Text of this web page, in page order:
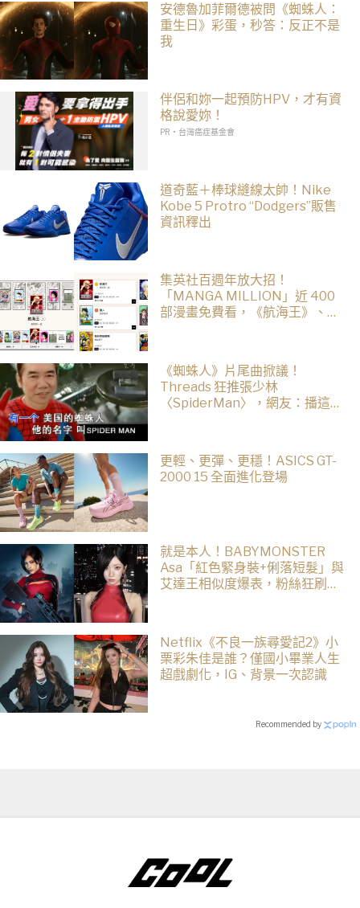
安德魯加菲爾德被問《蜘蛛人：
重生日》彩蛋，秒答：反正不是
我
伴侶和妳一起預防HPV，才有資
格說愛妳！
PR・台灣癌症基金會
道奇藍＋棒球縫線太帥！Nike
Kobe 5 Protro “Dodgers”販售
資訊釋出
集英社百週年放大招！
「MANGA MILLION」近 400
部漫畫免費看，《航海王》、
《蜘蛛人》片尾曲掀議！
Threads 狂推張少林
〈SpiderMan〉，網友：播這個
更輕、更彈、更穩！ASICS GT-
2000 15 全面進化登場
就是本人！BABYMONSTER
Asa「紅色緊身裝+俐落短髮」與
艾達王相似度爆表，粉絲狂刷
Netflix《不良一族尋愛記2》小
栗彩朱佳是誰？僅國小畢業人生
超戲劇化，IG、背景一次認識
Recommended by